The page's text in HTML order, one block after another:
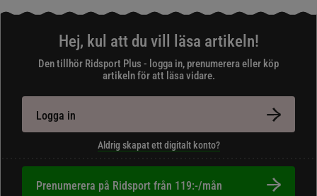
Hej, kul att du vill läsa artikeln!
Den tillhör Ridsport Plus - logga in, prenumerera eller köp
artikeln för att läsa vidare.
Logga in
Aldrig skapat ett digitalt konto?
Prenumerera på Ridsport från 119:-/mån